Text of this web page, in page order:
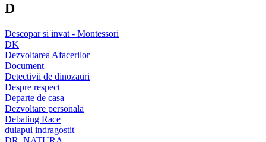
D
Descopar si invat - Montessori
DK
Dezvoltarea Afacerilor
Document
Detectivii de dinozauri
Despre respect
Departe de casa
Dezvoltare personala
Debating Race
dulapul indragostit